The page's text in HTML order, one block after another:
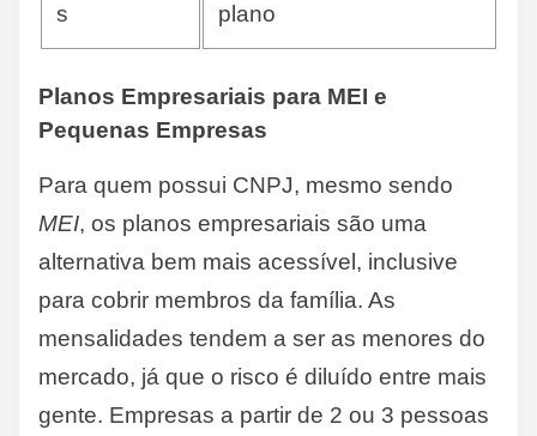
s
plano
Planos Empresariais para MEI e
Pequenas Empresas
Para quem possui CNPJ, mesmo sendo
MEI, os planos empresariais são uma
alternativa bem mais acessível, inclusive
para cobrir membros da família. As
mensalidades tendem a ser as menores do
mercado, já que o risco é diluído entre mais
gente. Empresas a partir de 2 ou 3 pessoas